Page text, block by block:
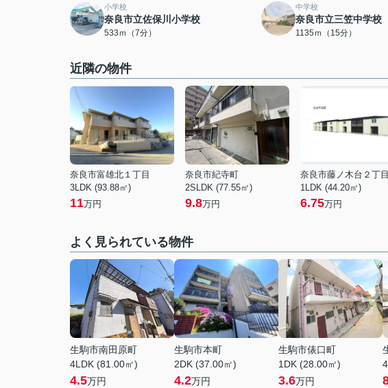
小学校
奈良市立佐保川小学校
533ｍ（7分）
中学校
奈良市立三笠中学校
1135ｍ（15分）
近隣の物件
奈良市富雄北１丁目
3LDK (93.88㎡)
11万円
奈良市紀寺町
2SLDK (77.55㎡)
9.8万円
奈良市藤ノ木台２丁目
1LDK (44.20㎡)
6.75万円
よく見られている物件
生駒市南田原町
4LDK (81.00㎡)
4.5万円
生駒市本町
2DK (37.00㎡)
4.2万円
生駒市俵口町
1DK (28.00㎡)
3.6万円